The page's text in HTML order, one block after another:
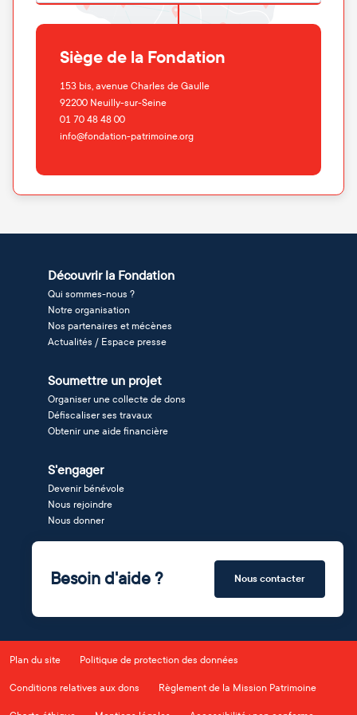
Siège de la Fondation
153 bis, avenue Charles de Gaulle
92200 Neuilly-sur-Seine
01 70 48 48 00
info@fondation-patrimoine.org
Découvrir la Fondation
Qui sommes-nous ?
Notre organisation
Nos partenaires et mécènes
Actualités / Espace presse
Soumettre un projet
Organiser une collecte de dons
Défiscaliser ses travaux
Obtenir une aide financière
S'engager
Devenir bénévole
Nous rejoindre
Nous donner
Besoin d'aide ? Nous contacter
Plan du site Politique de protection des données
Conditions relatives aux dons Règlement de la Mission Patrimoine